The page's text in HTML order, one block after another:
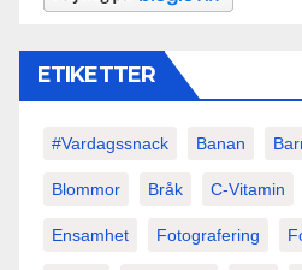
ETIKETTER
#vardagssnack Banan
Blommor Bråk C-Vitamin
Ensamhet Fotografering